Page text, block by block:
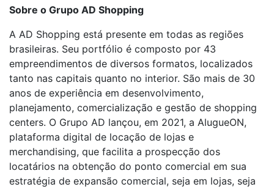
Sobre o Grupo AD Shopping
A AD Shopping está presente em todas as regiões
brasileiras. Seu portfólio é composto por 43
empreendimentos de diversos formatos, localizados
tanto nas capitais quanto no interior. São mais de 30
anos de experiência em desenvolvimento,
planejamento, comercialização e gestão de shopping
centers. O Grupo AD lançou, em 2021, a AlugueON,
plataforma digital de locação de lojas e
merchandising, que facilita a prospecção dos
locatários na obtenção do ponto comercial em sua
estratégia de expansão comercial, seja em lojas, seja